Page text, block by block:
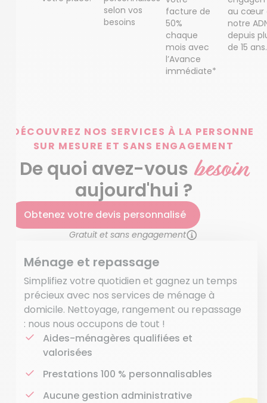
selon vos
besoins
facture de
50%
chaque
mois avec
l’Avance
immédiate*
au cœur
notre
depuis
de 15 ans.
DÉCOUVREZ NOS SERVICES À LA PERSONNE
SUR MESURE ET SANS ENGAGEMENT
De quoi avez-vous besoin
aujourd'hui ?
Obtenez votre devis personnalisé
Gratuit et sans engagement
Ménage et repassage
Simplifiez votre quotidien et gagnez un temps
précieux avec nos services de ménage à
domicile. Nettoyage, rangement ou repassage
: nous nous occupons de tout !
Aides-ménagères qualifiées et
valorisées
Prestations 100 % personnalisables
Aucune gestion administrative